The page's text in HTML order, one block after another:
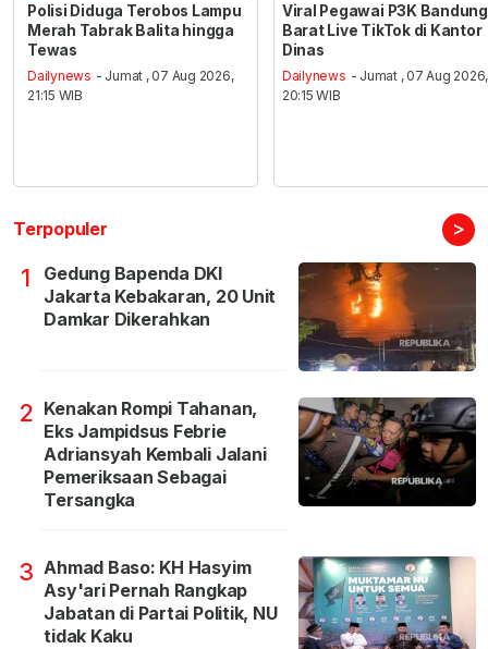
Polisi Diduga Terobos Lampu
Merah Tabrak Balita hingga
Tewas
Dailynews - Jumat , 07 Aug 2026,
21:15 WIB
Viral Pegawai P3K Bandung
Barat Live TikTok di Kantor
Dinas
Dailynews - Jumat , 07 Aug 2026,
20:15 WIB
Terpopuler >
1
Gedung Bapenda DKI
Jakarta Kebakaran, 20 Unit
Damkar Dikerahkan
2 Kenakan Rompi Tahanan,
Eks Jampidsus Febrie
Adriansyah Kembali Jalani
Pemeriksaan Sebagai
Tersangka
3 Ahmad Baso: KH Hasyim
Asy'ari Pernah Rangkap
Jabatan di Partai Politik, NU
tidak Kaku